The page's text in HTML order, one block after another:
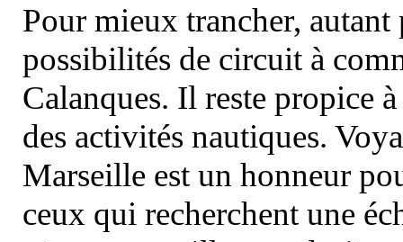
Pour mieux trancher, autant
possibilités de circuit à
Calanques. Il reste propice
des activités nautiques.
Marseille est un honneur
ceux qui recherchent une